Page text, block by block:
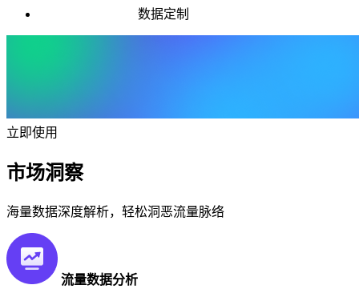
数据定制
立即使用
市场洞察
海量数据深度解析，轻松洞恶流量脉络
流量数据分析